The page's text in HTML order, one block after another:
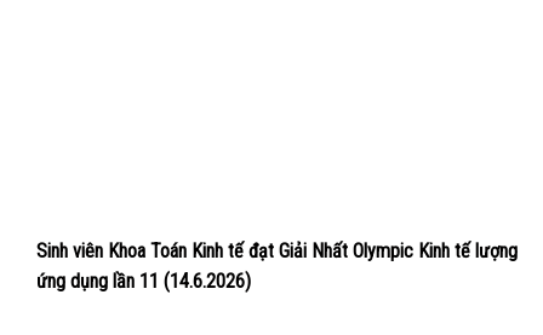
Sinh viên Khoa Toán Kinh tế đạt Giải Nhất Olympic Kinh tế lượng
ứng dụng lần 11 (14.6.2026)